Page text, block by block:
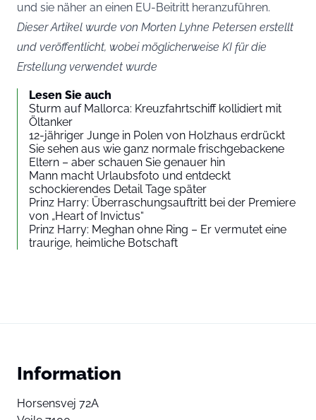
und sie näher an einen EU-Beitritt heranzuführen.
Dieser Artikel wurde von Morten Lyhne Petersen erstellt
und veröffentlicht, wobei möglicherweise KI für die
Erstellung verwendet wurde
Lesen Sie auch
Sturm auf Mallorca: Kreuzfahrtschiff kollidiert mit
Öltanker
12-jähriger Junge in Polen von Holzhaus erdrückt
Sie sehen aus wie ganz normale frischgebackene
Eltern – aber schauen Sie genauer hin
Mann macht Urlaubsfoto und entdeckt
schockierendes Detail Tage später
Prinz Harry: Überraschungsauftritt bei der Premiere
von „Heart of Invictus“
Prinz Harry: Meghan ohne Ring – Er vermutet eine
traurige, heimliche Botschaft
Information
Horsensvej 72A